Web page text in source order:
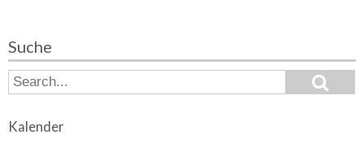
Suche
S
e
r
e
Kalender